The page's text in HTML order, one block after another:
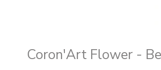
Coron'Art Flower -